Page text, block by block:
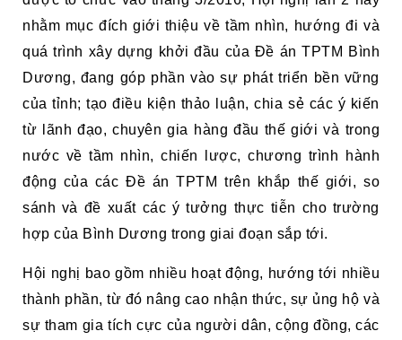
nhằm mục đích giới thiệu về tầm nhìn, hướng đi và
quá trình xây dựng khởi đầu của Đề án TPTM Bình
Dương, đang góp phần vào sự phát triển bền vững
của tỉnh; tạo điều kiện thảo luận, chia sẻ các ý kiến
từ lãnh đạo, chuyên gia hàng đầu thế giới và trong
nước về tầm nhìn, chiến lược, chương trình hành
động của các Đề án TPTM trên khắp thế giới, so
sánh và đề xuất các ý tưởng thực tiễn cho trường
hợp của Bình Dương trong giai đoạn sắp tới.
Hội nghị bao gồm nhiều hoạt động, hướng tới nhiều
thành phần, từ đó nâng cao nhận thức, sự ủng hộ và
sự tham gia tích cực của người dân, cộng đồng, các